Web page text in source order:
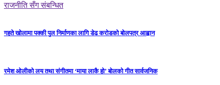
राजनीति सँग संबन्धित
गहते खोलामा पक्की पुल निर्माणका लागि डेढ करोडको बोलपत्र आह्वान
रमेश ओलीको लय तथा संगीतमा ‘माया लाकै हो’ बोलको गीत सार्वजनिक